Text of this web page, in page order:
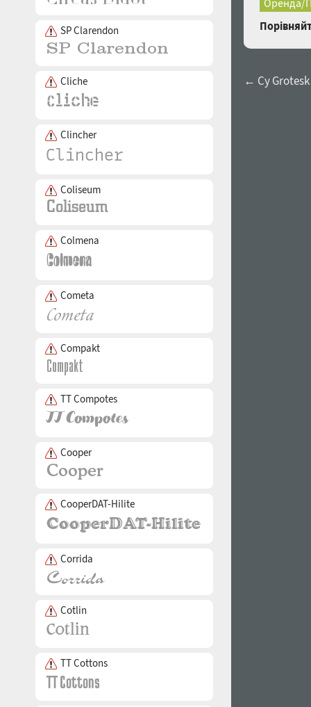
SP Clarendon
Cliche
Clincher
Coliseum
Colmena
Cometa
Compakt
TT Compotes
Cooper
CooperDAT-Hilite
Corrida
Cotlin
TT Cottons
Оренда/
← Cy